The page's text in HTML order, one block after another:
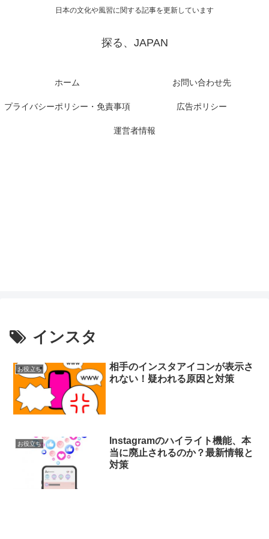
日本の文化や風習に関する記事を更新しています
探る、JAPAN
ホーム お問い合わせ先
プライバシーポリシー・免責事項 広告ポリシー
運営者情報
インスタ
お役立ち
相手のインスタアイコンが表示さ
れない！疑われる原因と対策
お役立ち
Instagramのハイライト機能、本
当に廃止されるのか？最新情報と
対策